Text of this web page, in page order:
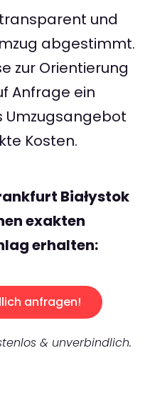
und
abgestimmt.
zur Orientierung
Anfrage ein
Kosten.
Białystok
exakten
erhalten:
anfragen!
& unverbindlich.